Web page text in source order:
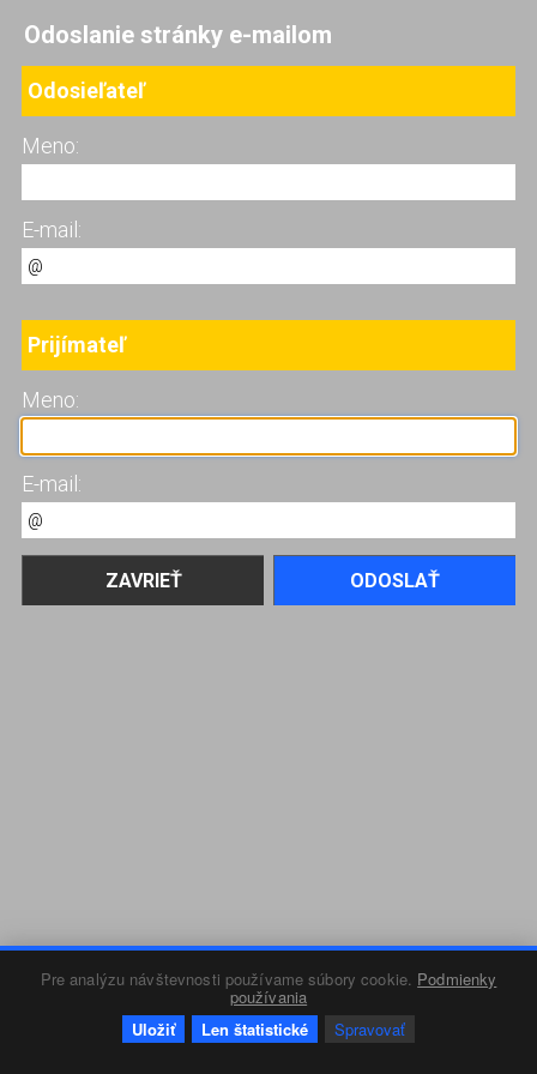
Pre analýzu návštevnosti používame súbory cookie. Podmienky
používania
Uložiť
Len štatistické Spravovať
Odoslanie stránky e-mailom
Odosieľateľ
Meno:
E-mail:
Prijímateľ
Meno:
E-mail: